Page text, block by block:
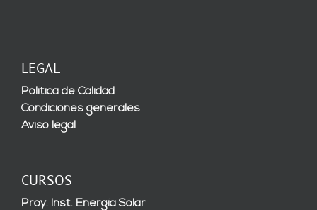
LEGAL
Política de Calidad
Condiciones generales
Aviso legal
CURSOS
Proy. Inst. Energía Solar